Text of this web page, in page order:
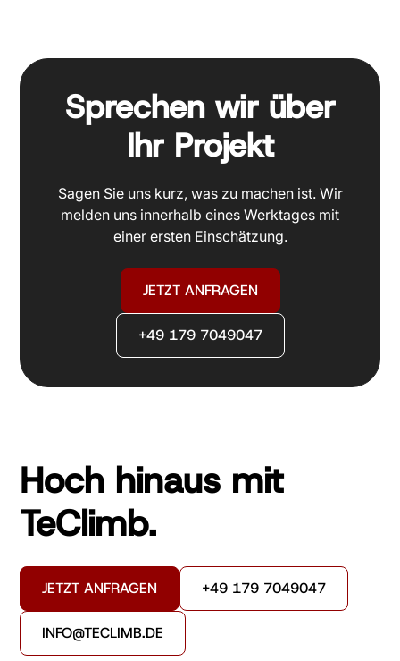
Sprechen wir über
Ihr Projekt
Sagen Sie uns kurz, was zu machen ist. Wir
melden uns innerhalb eines Werktages mit
einer ersten Einschätzung.
JETZT ANFRAGEN
+49 179 7049047
Hoch hinaus mit
TeClimb.
JETZT ANFRAGEN +49 179 7049047
INFO@TECLIMB.DE